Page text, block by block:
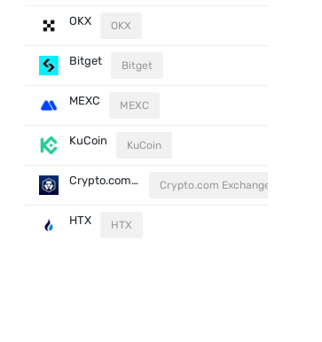
OKX OKX
Bitget Bitget
MEXC MEXC
KuCoin KuCoin
Crypto.com Exchange Crypto.com Exchange
HTX HTX